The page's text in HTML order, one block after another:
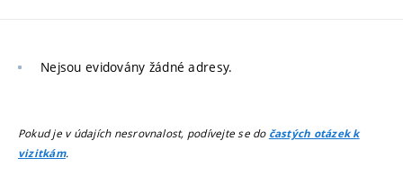
Nejsou evidovány žádné adresy.
Pokud je v údajích nesrovnalost, podívejte se do častých otázek k
vizitkám.